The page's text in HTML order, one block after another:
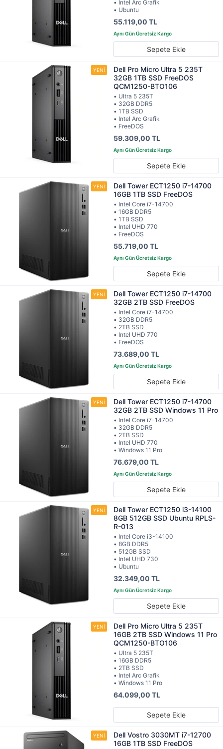
• Intel Arc Grafik
• Ubuntu
55.119,00 TL
Sepete Ekle
Dell Pro Micro Ultra 5 235T
32GB 1TB SSD FreeDOS
QCM1250-BTO106
• Ultra 5 235T
• 32GB DDR5
• 1TB SSD
• Intel Arc Grafik
• FreeDOS
59.309,00 TL
Sepete Ekle
Dell Tower ECT1250 i7-14700
16GB 1TB SSD FreeDOS
• Intel Core i7-14700
• 16GB DDR5
• 1TB SSD
• Intel UHD 770
• FreeDOS
55.719,00 TL
Sepete Ekle
Dell Tower ECT1250 i7-14700
32GB 2TB SSD FreeDOS
• Intel Core i7-14700
• 32GB DDR5
• 2TB SSD
• Intel UHD 770
• FreeDOS
73.689,00 TL
Sepete Ekle
Dell Tower ECT1250 i7-14700
32GB 2TB SSD Windows 11 Pro
• Intel Core i7-14700
• 32GB DDR5
• 2TB SSD
• Intel UHD 770
• Windows 11 Pro
76.679,00 TL
Sepete Ekle
Dell Tower ECT1250 i3-14100
8GB 512GB SSD Ubuntu RPLS-
R-013
• Intel Core i3-14100
• 8GB DDR5
• 512GB SSD
• Intel UHD 730
• Ubuntu
32.349,00 TL
Sepete Ekle
Dell Pro Micro Ultra 5 235T
16GB 2TB SSD Windows 11 Pro
QCM1250-BTO106
• Ultra 5 235T
• 16GB DDR5
• 2TB SSD
• Intel Arc Grafik
• Windows 11 Pro
64.099,00 TL
Sepete Ekle
Dell Vostro 3030MT i7-12700
16GB 1TB SSD FreeDOS